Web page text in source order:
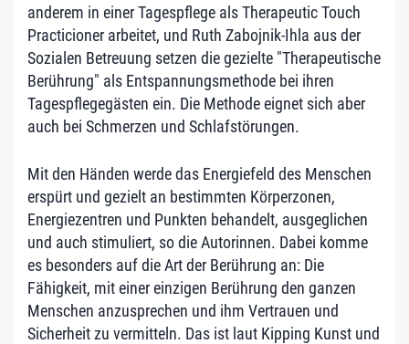
anderem in einer Tagespflege als Therapeutic Touch
Practicioner arbeitet, und Ruth Zabojnik-Ihla aus der
Sozialen Betreuung setzen die gezielte "Therapeutische
Berührung" als Entspannungsmethode bei ihren
Tagespflegegästen ein. Die Methode eignet sich aber
auch bei Schmerzen und Schlafstörungen.
Mit den Händen werde das Energiefeld des Menschen
erspürt und gezielt an bestimmten Körperzonen,
Energiezentren und Punkten behandelt, ausgeglichen
und auch stimuliert, so die Autorinnen. Dabei komme
es besonders auf die Art der Berührung an: Die
Fähigkeit, mit einer einzigen Berührung den ganzen
Menschen anzusprechen und ihm Vertrauen und
Sicherheit zu vermitteln. Das ist laut Kipping Kunst und